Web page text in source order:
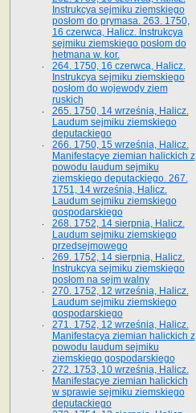
Instrukcya sejmiku ziemskiego
posłom do prymasa. 263. 1750,
16 czerwca, Halicz. Instrukcya
sejmiku ziemskiego posłom do
hetmana w. kor.
264. 1750, 16 czerwca, Halicz.
Instrukcya sejmiku ziemskiego
posłom do wojewody ziem
ruskich
265. 1750, 14 września, Halicz.
Laudum sejmiku ziemskiego
deputackiego
266. 1750, 15 września, Halicz.
Manifestacye ziemian halickich z
powodu laudum sejmiku
ziemskiego deputackiego. 267.
1751, 14 września, Halicz.
Laudum sejmiku ziemskiego
gospodarskiego
268. 1752, 14 sierpnia, Halicz.
Laudum sejmiku ziemskiego
przedsejmowego
269. 1752, 14 sierpnia, Halicz.
Instrukcya sejmiku ziemskiego
posłom na sejm walny
270. 1752, 12 września, Halicz.
Laudum sejmiku ziemskiego
gospodarskiego
271. 1752, 12 września, Halicz.
Manifestacya ziemian halickich z
powodu laudum sejmiku
ziemskiego gospodarskiego
272. 1753, 10 września, Halicz.
Manifestacye ziemian halickich
w sprawie sejmiku ziemskiego
deputackiego